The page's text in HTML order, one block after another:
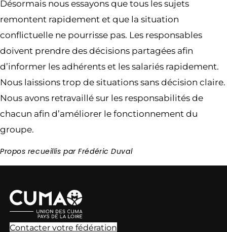
Désormais nous essayons que tous les sujets
remontent rapidement et que la situation
conflictuelle ne pourrisse pas. Les responsables
doivent prendre des décisions partagées afin
d’informer les adhérents et les salariés rapidement.
Nous laissions trop de situations sans décision claire.
Nous avons retravaillé sur les responsabilités de
chacun afin d’améliorer le fonctionnement du
groupe.
Propos recueillis par Frédéric Duval
Contacter votre fédération